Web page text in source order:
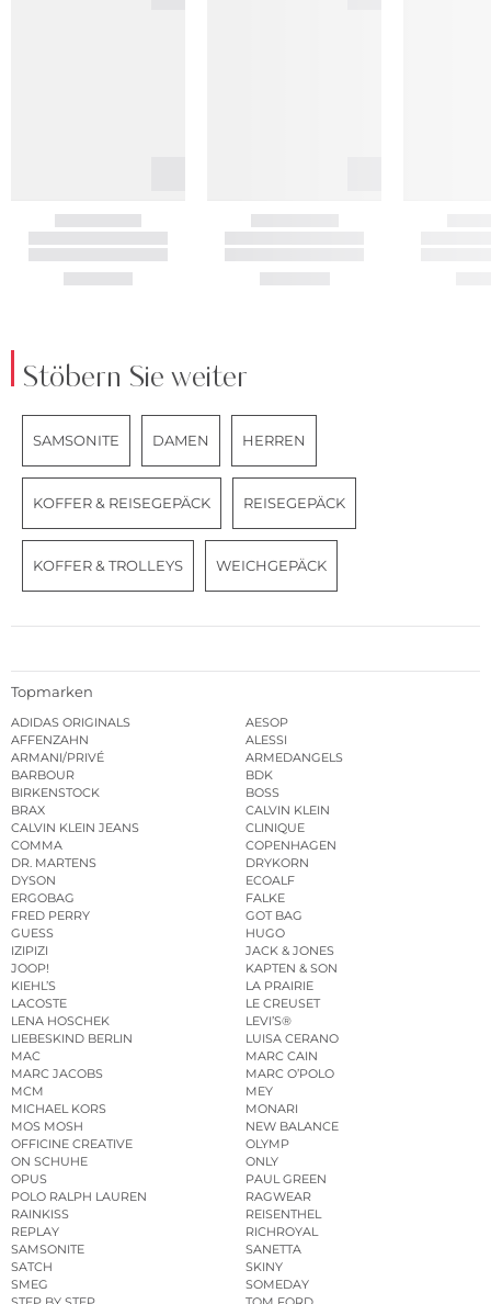
Stöbern Sie weiter
SAMSONITE DAMEN HERREN
KOFFER & REISEGEPÄCK REISEGEPÄCK
KOFFER & TROLLEYS WEICHGEPÄCK
Topmarken
ADIDAS ORIGINALS
AESOP
AFFENZAHN
ALESSI
ARMANI/PRIVÉ
ARMEDANGELS
BARBOUR
BDK
BIRKENSTOCK
BOSS
BRAX
CALVIN KLEIN
CALVIN KLEIN JEANS
CLINIQUE
COMMA
COPENHAGEN
DR. MARTENS
DRYKORN
DYSON
ECOALF
ERGOBAG
FALKE
FRED PERRY
GOT BAG
GUESS
HUGO
IZIPIZI
JACK & JONES
JOOP!
KAPTEN & SON
KIEHL’S
LA PRAIRIE
LACOSTE
LE CREUSET
LENA HOSCHEK
LEVI’S®
LIEBESKIND BERLIN
LUISA CERANO
MAC
MARC CAIN
MARC JACOBS
MARC O’POLO
MCM
MEY
MICHAEL KORS
MONARI
MOS MOSH
NEW BALANCE
OFFICINE CREATIVE
OLYMP
ON SCHUHE
ONLY
OPUS
PAUL GREEN
POLO RALPH LAUREN
RAGWEAR
RAINKISS
REISENTHEL
REPLAY
RICHROYAL
SAMSONITE
SANETTA
SATCH
SKINY
SMEG
SOMEDAY